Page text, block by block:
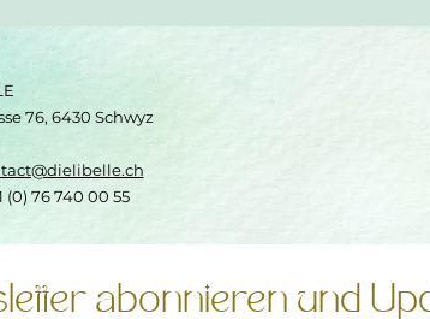
76, 6430 Schwyz
(0) 76 740 00 55
abonnieren und